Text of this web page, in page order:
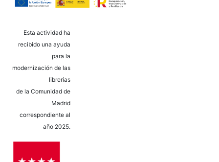
Esta actividad ha
recibido una ayuda
para la
modernización de las
librerías
de la Comunidad de
Madrid
correspondiente al
año 2025.